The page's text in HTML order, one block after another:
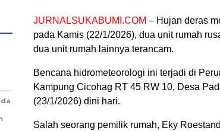
JURNALSUKABUMI.COM – Hujan deras
pada Kamis (22/1/2026), dua unit rumah
dua unit rumah lainnya terancam.
Bencana hidrometeorologi ini terjadi di
Kampung Cicohag RT 45 RW 10, Desa
(23/1/2026) dini hari.
Salah seorang pemilik rumah, Eky